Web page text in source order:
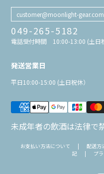
customer@moonlight-gear.com
049-265-5182
電話受付時間 10:00-13:00 (土日
発送営業日
平日10:00-15:00 (土日祝休）
未成年者の飲酒は法律で
お支払い方法について | 配送方
記
| プ